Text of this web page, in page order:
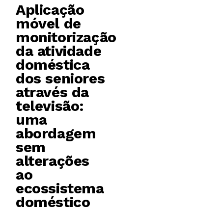
Aplicação
móvel de
monitorização
da atividade
doméstica
dos seniores
através da
televisão:
uma
abordagem
sem
alterações
ao
ecossistema
doméstico